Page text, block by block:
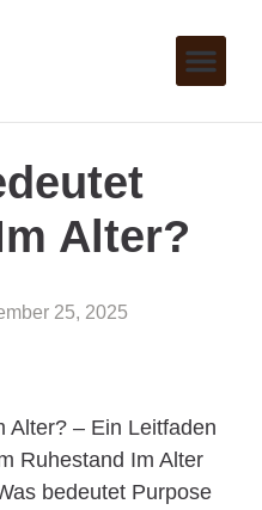
Alter?
25, 2025
Alter? – Ein Leitfaden
Ruhestand Im Alter
bedeutet Purpose